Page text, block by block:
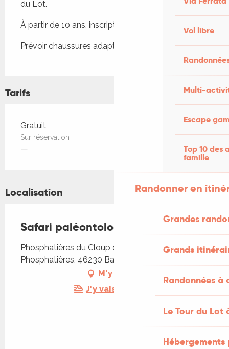
Vol libre
Multi-
Escape
Top 10 des
famille
Randonner en
Grandes
Grands
Randonnées
Le Tour du Lot
du Lot.
À partir de 10 ans, inscription obligatoire.
Prévoir chaussures adaptées et vieux vêtements.
Tarifs
Tarifs 2026
Gratuit
Sur réservation
—
Localisation
Safari paléontologique
Phosphatières du Cloup d'Aural, 1546 Route des
Phosphatières, 46230 Bach, 46230 Bach
M'y rendre
J'y vais en train !